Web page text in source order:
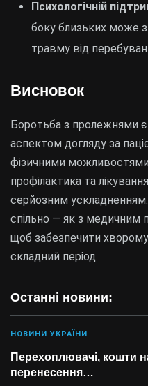
Останні новини:
НОВИНИ УКРАЇНИ
Перехоплювачі, кошти
перенесення…
Психологічній
боку близьких може
травму від
Висновок
Боротьба з пролежнями
аспектом догляду за
фізичними
профілактика та
серйозним
спільно — як з медичним
щоб забезпечити
складний період.